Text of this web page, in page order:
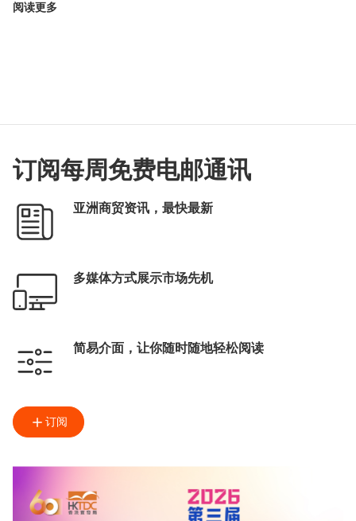
阅读更多
订阅每周免费电邮通讯
亚洲商贸资讯，最快最新
多媒体方式展示市场先机
简易介面，让你随时随地轻松阅读
订阅